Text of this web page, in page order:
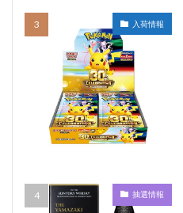
入荷情報
抽選情報